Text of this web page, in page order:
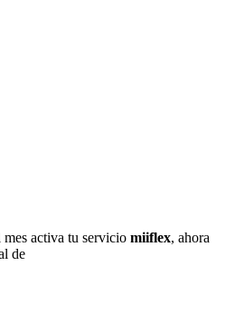
mes activa tu servicio miiflex, ahora
de